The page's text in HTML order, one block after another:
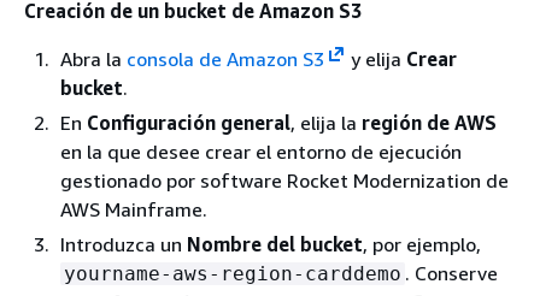
Creación de un bucket de Amazon S3
Abra la consola de Amazon S3 y elija Crear
bucket.
En Configuración general, elija la región de AWS
en la que desee crear el entorno de ejecución
gestionado por software Rocket Modernization de
AWS Mainframe.
Introduzca un Nombre del bucket, por ejemplo,
yourname-aws-region-carddemo . Conserve